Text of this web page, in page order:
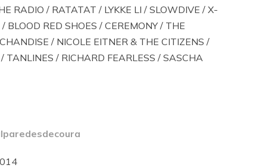
RADIO / RATATAT / LYKKE LI / SLOWDIVE / X-
RED SHOES / CEREMONY / THE
/ NICOLE EITNER & THE CITIZENS /
TANLINES / RICHARD FEARLESS / SASCHA